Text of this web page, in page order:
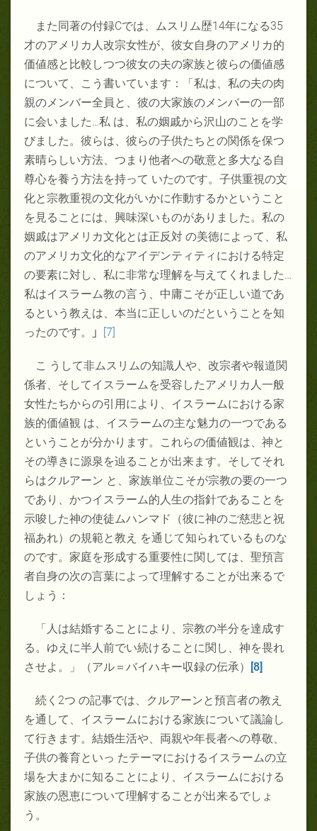
また同著の付録Cでは、ムスリム歴14年になる35
才のアメリカ人改宗女性が、彼女自身のアメリカ的
価値感と比較しつつ彼女の夫の家族と彼らの価値感
について、こう書いています：「私は、私の夫の肉
親のメンバー全員と、彼の大家族のメンバーの一部
に会いました …私 は、私の姻戚から沢山のことを学
びました。彼らは、彼らの子供たちとの関係を保つ
素晴らしい方法、つまり他者への敬意と多大なる自
尊心を養う方法を持って いたのです。子供重視の文
化と宗教重視の文化がいかに作動するかということ
を見ることには、興味深いものがありました。私の
姻戚はアメリカ文化とは正反対 の美徳によって、私
のアメリカ文化的なアイデンティティにおける特定
の要素に対し、私に非常な理解を与えてくれました …
私はイスラーム教の言う、中庸こそが正しい道であ
るという教えは、本当に正しいのだということを知
ったのです。
」 [7]
こ うして非ムスリムの知識人や、改宗者や報道関
係者、そしてイスラームを受容したアメリカ人一般
女性たちからの引用により、イスラームにおける家
族的価値観 は、イスラームの主な魅力の一つである
ということが分かります。これらの価値観は、神と
その導きに源泉を辿ることが出来ます。そしてそれ
らはクルアーン と、家族単位こそが宗教の要の一つ
であり、かつイスラーム的人生の指針であることを
示唆した神の使徒ムハンマド（彼に神のご慈悲と祝
福あれ）の規範と教え を通じて知られているものな
のです。家庭を形成する重要性に関しては、聖預言
者自身の次の言葉によって理解することが出来るで
しょう：
「人は結婚することにより、宗教の半分を達成す
る。ゆえに半人前でい続けることに関し、神を畏れ
させよ。」（アル＝バイハキー収録の伝承）
[8]
続く 2つ の記事では、クルアーンと預言者の教え
を通して、イスラームにおける家族について議論し
て行きます。結婚生活や、両親や年長者への尊敬、
子供の養育といっ たテーマにおけるイスラームの立
場を大まかに知ることにより、イスラームにおける
家族の恩恵について理解することが出来るでしょ
う。